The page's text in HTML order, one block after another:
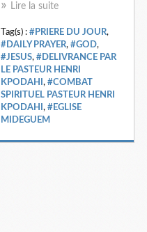
Lire la suite
Tag(s) : #PRIERE DU JOUR,
#DAILY PRAYER, #GOD,
#JESUS, #DELIVRANCE PAR
LE PASTEUR HENRI
KPODAHI , #COMBAT
SPIRITUEL PASTEUR HENRI
KPODAHI , #EGLISE
MIDEGUEM